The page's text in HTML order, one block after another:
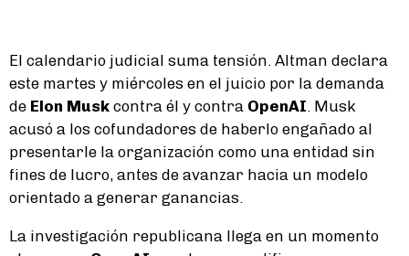
El calendario judicial suma tensión. Altman declara
este martes y miércoles en el juicio por la demanda
de Elon Musk contra él y contra OpenAI. Musk
acusó a los cofundadores de haberlo engañado al
presentarle la organización como una entidad sin
fines de lucro, antes de avanzar hacia un modelo
orientado a generar ganancias.
La investigación republicana llega en un momento